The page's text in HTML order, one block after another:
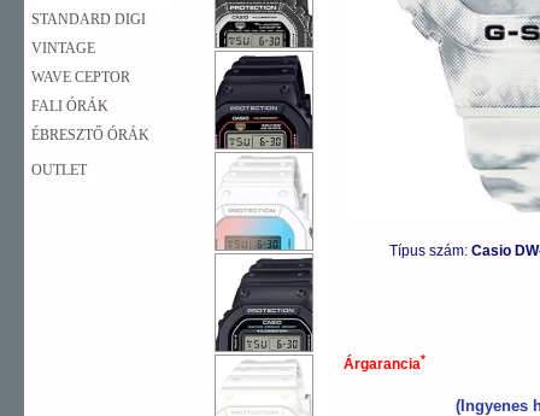
STANDARD DIGI
VINTAGE
WAVE CEPTOR
FALI ÓRÁK
ÉBRESZTŐ ÓRÁK
OUTLET
Típus szám: Casio
Árgarancia*
(Ingyenes